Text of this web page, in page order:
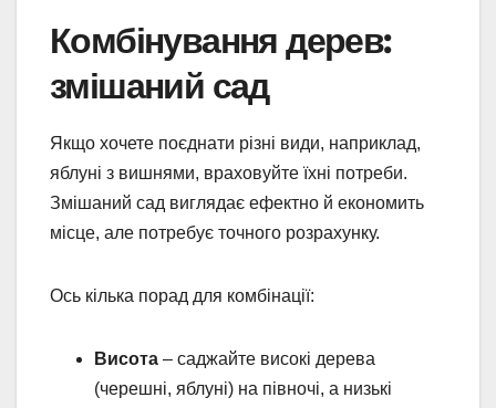
Комбінування дерев:
змішаний сад
Якщо хочете поєднати різні види, наприклад,
яблуні з вишнями, враховуйте їхні потреби.
Змішаний сад виглядає ефектно й економить
місце, але потребує точного розрахунку.
Ось кілька порад для комбінації:
Висота – саджайте високі дерева
(черешні, яблуні) на півночі, а низькі